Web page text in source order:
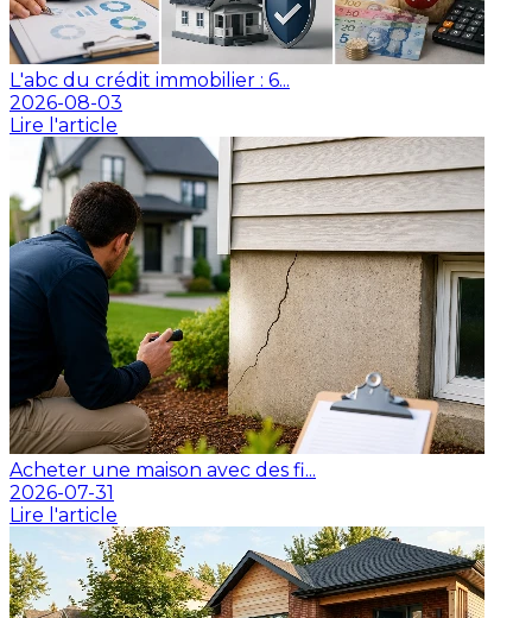
L'abc du crédit immobilier : 6...
2026-08-03
Lire l'article
Acheter une maison avec des fi...
2026-07-31
Lire l'article